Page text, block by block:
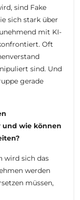
sind Fake
sich stark über
mit KI-
Oft
sind. Und
gerade
und wie können
wird sich das
werden
müssen,